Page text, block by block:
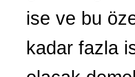
ise ve bu
kadar fazla